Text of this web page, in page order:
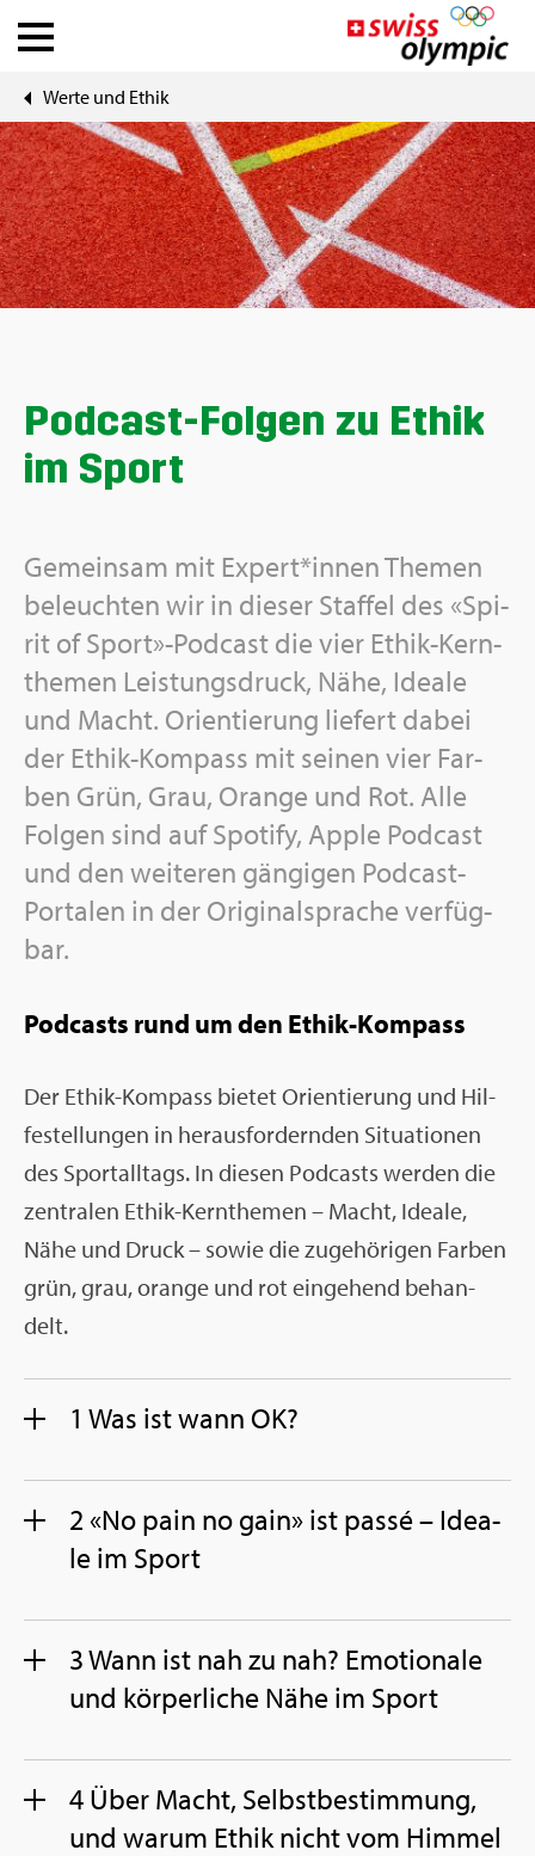
Ver­bän­de
Ath­le­te Hub
Über Swiss Olym­pic
Werte und Ethik
Pod­cast-Fol­gen zu Ethik
im Sport
Ge­mein­sam mit Ex­pert*innen The­men
be­leuch­ten wir in die­ser Staf­fel des «Spi­
rit of Sport»-Pod­cast die vier Ethik-Kern­
the­men Leis­tungs­druck, Nähe, Idea­le
und Macht. Ori­en­tie­rung lie­fert dabei
der Ethik-Kom­pass mit sei­nen vier Far­
ben Grün, Grau, Oran­ge und Rot. Alle
Fol­gen sind auf Spo­ti­fy, Apple Pod­cast
und den wei­te­ren gän­gi­gen Pod­cast-
Por­ta­len in der Ori­gi­nal­spra­che ver­füg­
bar.
Pod­casts rund um den Ethik-Kom­pass
Der Ethik-Kom­pass bie­tet Ori­en­tie­rung und Hil­
fe­stel­lun­gen in her­aus­for­dern­den Si­tua­tio­nen
des Sport­all­tags. In die­sen Pod­casts wer­den die
zen­tra­len Ethik-Kern­the­men – Macht, Idea­le,
Nähe und Druck – sowie die zu­ge­hö­ri­gen Far­ben
grün, grau, oran­ge und rot ein­ge­hend be­han­
delt.
1 Was ist wann OK?
2 «No pain no gain» ist passé – Idea­
le im Sport
3 Wann ist nah zu nah? Emo­tio­na­le
und kör­per­li­che Nähe im Sport
4 Über Macht, Selbst­be­stim­mung,
und warum Ethik nicht vom Him­mel